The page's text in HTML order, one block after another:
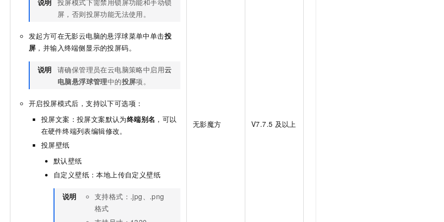
说明
投屏模式下需禁用锁屏功能和手动锁
屏，否则投屏功能无法使用。
发起方可在无影云电脑的悬浮球菜单中单击投
屏 ，并输入终端侧显示的投屏码。
说明 请确保管理员在云电脑策略中启用云
电脑悬浮球管理中的投屏项。
开启投屏模式后，支持以下可选项：
投屏文案：投屏文案默认为终端别名 ，可以
在硬件终端列表编辑修改。
投屏壁纸
默认壁纸
自定义壁纸：本地上传自定义壁纸
说明
支持格式：.jpg、.png
格式
无影魔方 V7.7.5 及以上